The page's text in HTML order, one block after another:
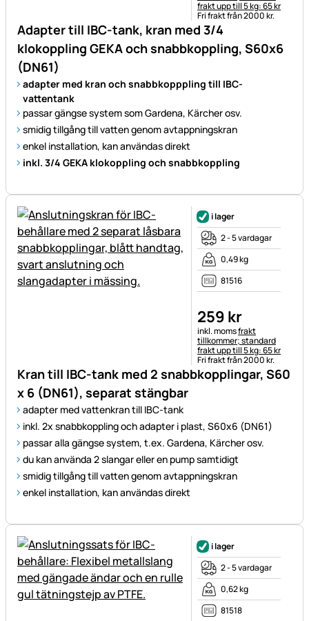
Adapter till IBC-tank, kran med 3/4
klokoppling GEKA och snabbkoppling, S60x6
(DN61)
adapter med kran och snabbkopppling till IBC-
vattentank
passar gängse system som Gardena, Kärcher osv.
smidig tillgång till vatten genom avtappningskran
enkel installation, kan användas direkt
inkl. 3/4 GEKA klokoppling och snabbkoppling
frakt upp till 5 kg: 65 kr
Fri frakt från 2000 kr.
Kran till IBC-tank med 2 snabbkopplingar, S60
x 6 (DN61), separat stängbar
adapter med vattenkran till IBC-tank
inkl. 2x snabbkoppling och adapter i plast, S60x6 (DN61)
passar alla gängse system, t.ex. Gardena, Kärcher osv.
du kan använda 2 slangar eller en pump samtidigt
smidig tillgång till vatten genom avtappningskran
enkel installation, kan användas direkt
i lager
2 - 5 vardagar
0,49 kg
81516
259 kr
Skatteinformation:
inkl. momsfrakt
tillkommer; standard
frakt upp till 5 kg: 65 kr
Fri frakt från 2000 kr.
i lager
2 - 5 vardagar
0,62 kg
81518